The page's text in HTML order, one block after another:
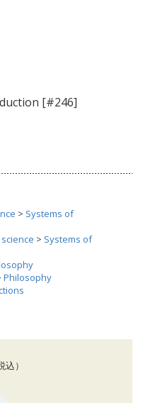
[#246]
> Systems of
> Systems of
Philosophy
）